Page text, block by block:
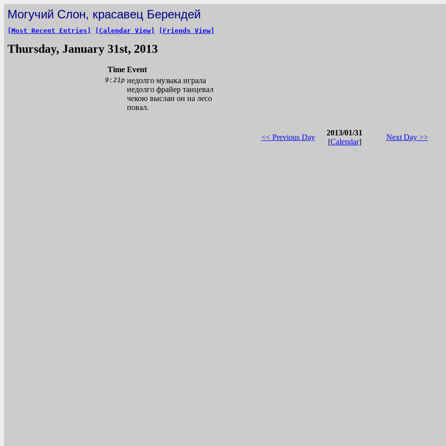
Могучий Слон, красавец Берендей
[Most Recent Entries] [Calendar View] [Friends View]
Thursday, January 31st, 2013
Time Event
9:21p недолго музыка играла
недолго фрайер танцевал
чекою выслан он на лесо
повал.
<< Previous Day
2013/01/31
[Calendar]
Next Day >>